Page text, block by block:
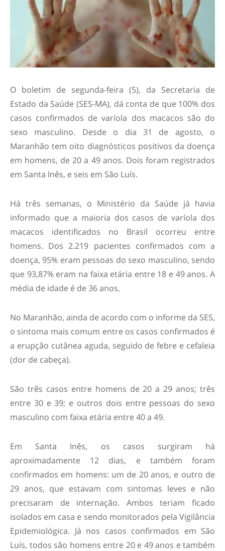
O boletim de segunda-feira (5), da Secretaria de
Estado da Saúde (SES-MA), dá conta de que 100% dos
casos confirmados de varíola dos macacos são do
sexo masculino. Desde o dia 31 de agosto, o
Maranhão tem oito diagnósticos positivos da doença
em homens, de 20 a 49 anos. Dois foram registrados
em Santa Inês, e seis em São Luís.
Há três semanas, o Ministério da Saúde já havia
informado que a maioria dos casos de varíola dos
macacos identificados no Brasil ocorreu entre
homens. Dos 2.219 pacientes confirmados com a
doença, 95% eram pessoas do sexo masculino, sendo
que 93,87% eram na faixa etária entre 18 e 49 anos. A
média de idade é de 36 anos.
No Maranhão, ainda de acordo com o informe da SES,
o sintoma mais comum entre os casos confirmados é
a erupção cutânea aguda, seguido de febre e cefaleia
(dor de cabeça).
São três casos entre homens de 20 a 29 anos; três
entre 30 e 39; e outros dois entre pessoas do sexo
masculino com faixa etária entre 40 a 49.
Em Santa Inês, os casos surgiram há
aproximadamente 12 dias, e também foram
confirmados em homens: um de 20 anos, e outro de
29 anos, que estavam com sintomas leves e não
precisaram de internação. Ambos teriam ficado
isolados em casa e sendo monitorados pela Vigilância
Epidemiológica. Já nos casos confirmados em São
Luís, todos são homens entre 20 e 49 anos e também